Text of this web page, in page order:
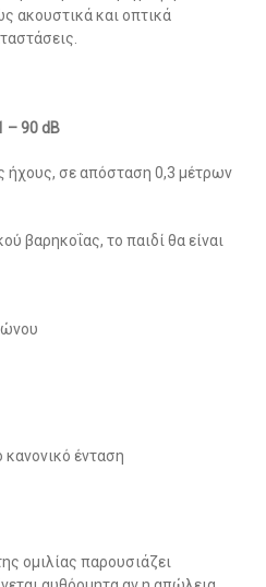
ακουστικά και οπτικά
– 90 dB
ήχους, σε απόσταση 0,3 μέτρων
βαρηκοΐας, το παιδί θα είναι
ένταση
ομιλίας παρουσιάζει